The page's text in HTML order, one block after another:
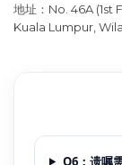
地址： No. 46A (1st
Kuala Lumpur,